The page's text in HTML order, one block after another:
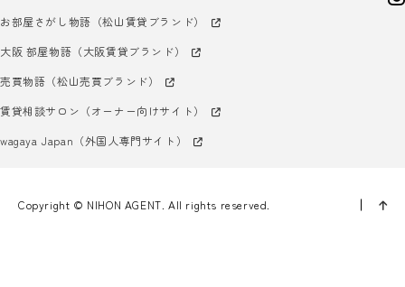
お部屋さがし物語（松山賃貸ブランド）
大阪 部屋物語（大阪賃貸ブランド）
売買物語（松山売買ブランド）
賃貸相談サロン（オーナー向けサイト）
wagaya Japan（外国人専門サイト）
Copyright © NIHON AGENT. All rights reserved.